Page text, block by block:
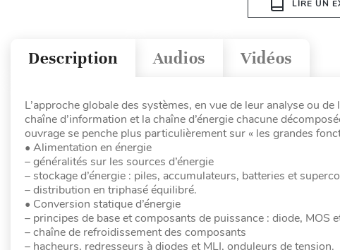
LIRE UN
Vidéos
Audios
Description
L’approche globale des systèmes, en vue de leur analyse ou
chaîne d’information et la chaîne d’énergie chacune
ouvrage se penche plus particulièrement sur « les grandes
• Alimentation en énergie
– généralités sur les sources d’énergie
– stockage d’énergie : piles, accumulateurs, batteries et
– distribution en triphasé équilibré.
• Conversion statique d’énergie
– principes de base et composants de puissance : diode, MOS
– chaîne de refroidissement des composants
– hacheurs, redresseurs à diodes et MLI, onduleurs de tension.